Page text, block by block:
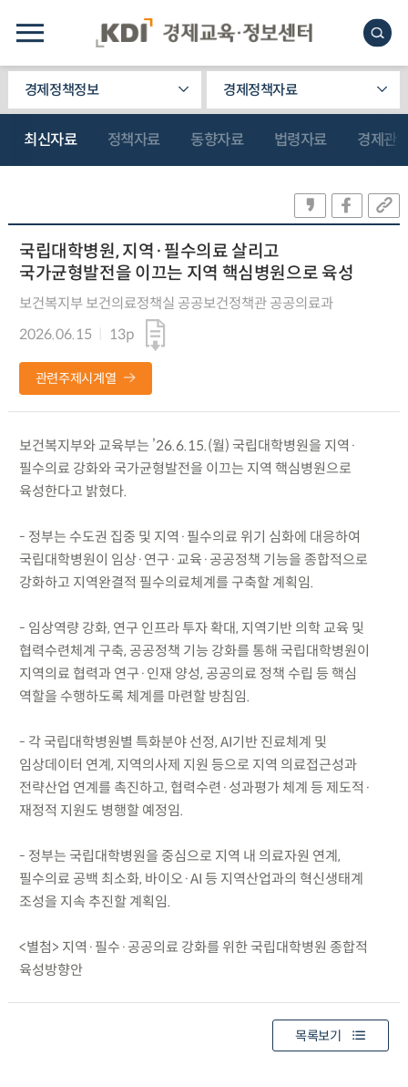
경제정책정보 경제정책자료
최신자료 정책자료 동향자료 법령자료 경제관
국립대학병원, 지역·필수의료 살리고
국가균형발전을 이끄는 지역 핵심병원으로 육성
보건복지부 보건의료정책실 공공보건정책관 공공의료과
2026.06.15
13p
관련주제시계열
보건복지부와 교육부는 ’26.6.15.(월) 국립대학병원을 지역·
필수의료 강화와 국가균형발전을 이끄는 지역 핵심병원으로
육성한다고 밝혔다.
- 정부는 수도권 집중 및 지역·필수의료 위기 심화에 대응하여
국립대학병원이 임상·연구·교육·공공정책 기능을 종합적으로
강화하고 지역완결적 필수의료체계를 구축할 계획임.
- 임상역량 강화, 연구 인프라 투자 확대, 지역기반 의학 교육 및
협력수련체계 구축, 공공정책 기능 강화를 통해 국립대학병원이
지역의료 협력과 연구·인재 양성, 공공의료 정책 수립 등 핵심
역할을 수행하도록 체계를 마련할 방침임.
- 각 국립대학병원별 특화분야 선정, AI기반 진료체계 및
임상데이터 연계, 지역의사제 지원 등으로 지역 의료접근성과
전략산업 연계를 촉진하고, 협력수련·성과평가 체계 등 제도적·
재정적 지원도 병행할 예정임.
- 정부는 국립대학병원을 중심으로 지역 내 의료자원 연계,
필수의료 공백 최소화, 바이오·AI 등 지역산업과의 혁신생태계
조성을 지속 추진할 계획임.
<별첨> 지역·필수·공공의료 강화를 위한 국립대학병원 종합적
육성방향안
목록보기